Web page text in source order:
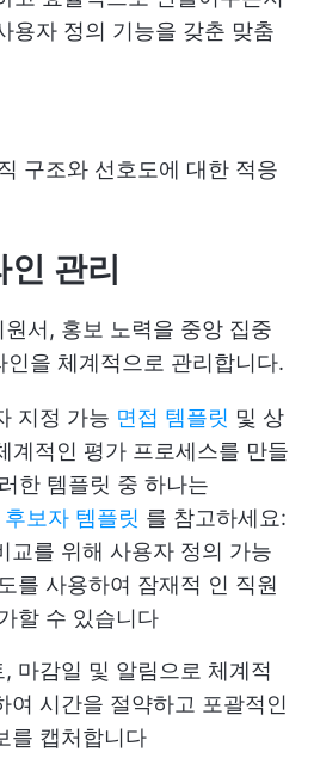
용자 정의 기능을 갖춘 맞춤
구조와 선호도에 대한 적응
관리
서, 홍보 노력을 중앙 집중
을 체계적으로 관리합니다.
지정 가능 면접 템플릿 및 상
계적인 평가 프로세스를 만들
한 템플릿 중 하나는
보자 템플릿 를 참고하세요:
교를 위해 사용자 정의 가능
를 사용하여 잠재적 인 직원
할 수 있습니다
마감일 및 알림으로 체계적
여 시간을 절약하고 포괄적인
를 캡처합니다